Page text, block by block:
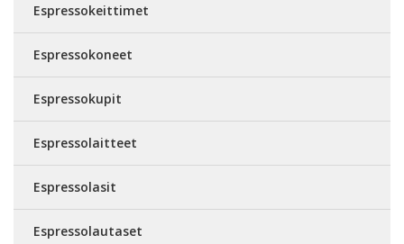
Espressokeittimet
Espressokoneet
Espressokupit
Espressolaitteet
Espressolasit
Espressolautaset